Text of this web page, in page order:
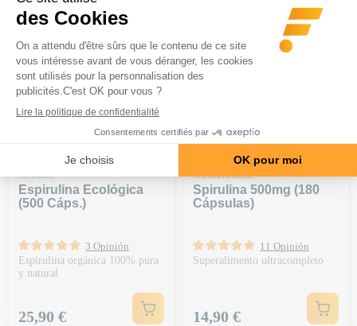
BA20
NOVOMA
Espirulina Ecológica
(500 Cáps.)
3 Opinión
Espirulina orgánica 100% pura
y natural
Precio
25,90 €
-20 € A PARTIR DE 150 € | CÓDIGO:
NATURA FORCE
Spirulina 500mg (180
Cápsulas)
11 Opinión
Superalimento ultracompleto
Precio
14,90 €